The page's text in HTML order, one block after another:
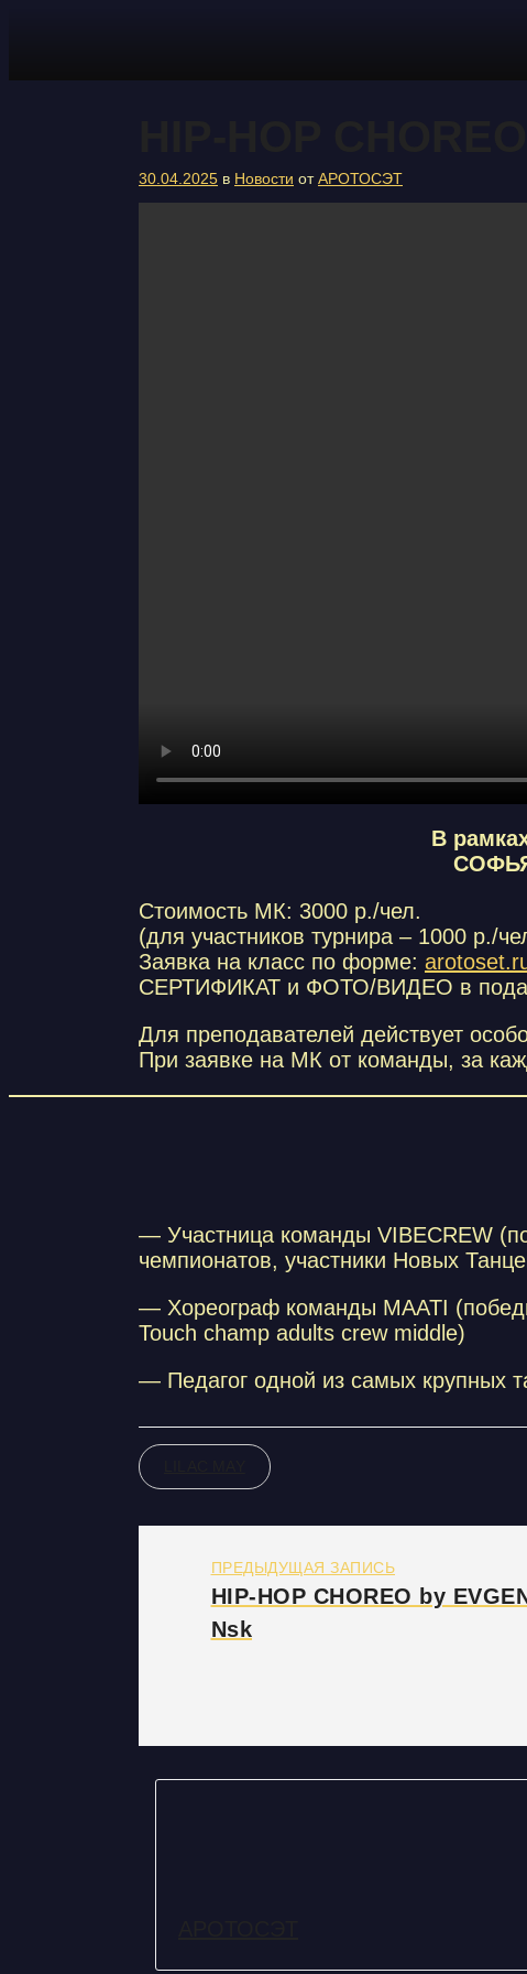
30.04.2025 в Новости отАРОТОСЭТ
В
Стоимость МК: 3000 р./чел.
(для участников турнира – 1000 р./
Заявка на класс по форме:
СЕРТИФИКАТ и ФОТО/ВИДЕО в
Для преподавателей действует
При заявке на МК от команды, за
— Участница команды VIBECREW
чемпионатов, участники Новых
— Хореограф команды MAATI
Touch champ adults crew middle)
— Педагог одной из самых крупных
ПРЕДЫДУЩАЯ ЗАПИСЬ
HIP-HOP CHOREO by
Nsk